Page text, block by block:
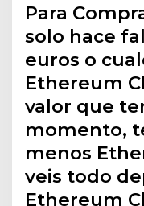
Para
solo hace
euros o
Ethereum
valor que
momento,
menos
veis todo
Ethereum